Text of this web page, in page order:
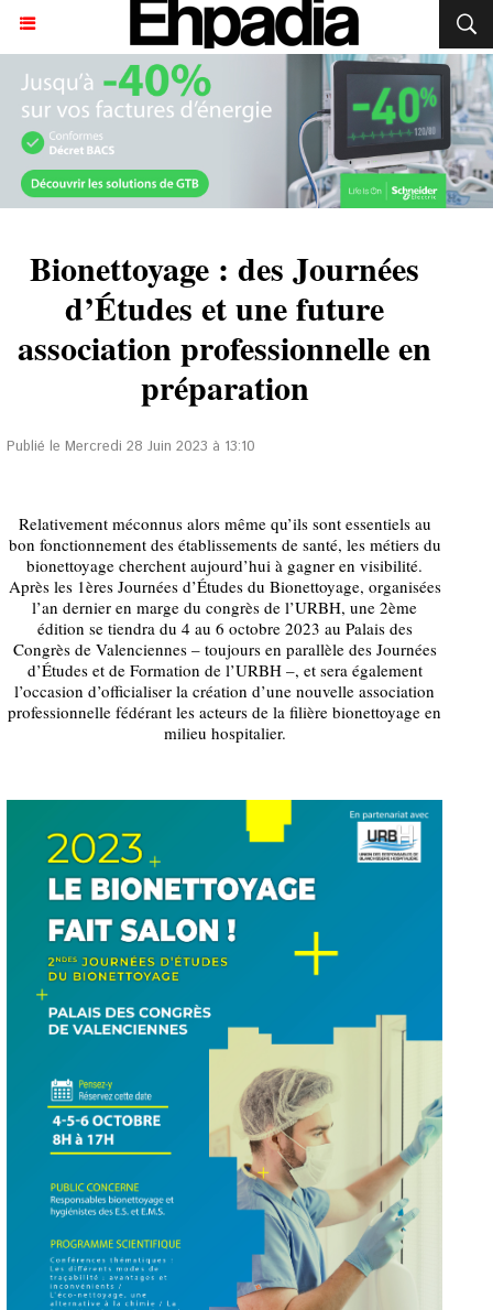
Bionettoyage : des Journées
d’Études et une future
association professionnelle en
préparation
Publié le Mercredi 28 Juin 2023 à 13:10
Relativement méconnus alors même qu’ils sont essentiels au
bon fonctionnement des établissements de santé, les métiers du
bionettoyage cherchent aujourd’hui à gagner en visibilité.
Après les 1ères Journées d’Études du Bionettoyage, organisées
l’an dernier en marge du congrès de l’URBH, une 2ème
édition se tiendra du 4 au 6 octobre 2023 au Palais des
Congrès de Valenciennes – toujours en parallèle des Journées
d’Études et de Formation de l’URBH –, et sera également
l’occasion d’officialiser la création d’une nouvelle association
professionnelle fédérant les acteurs de la filière bionettoyage en
milieu hospitalier.